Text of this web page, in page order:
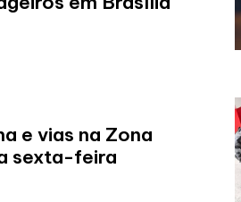
e vias na Zona
sexta-feira